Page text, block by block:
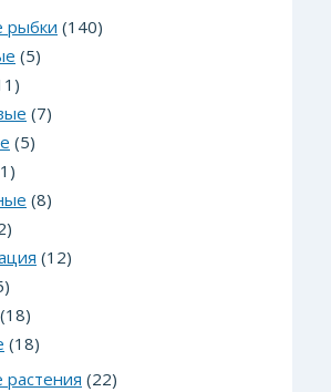
рыбки (140)
(5)
(7)
(5)
(8)
(12)
(18)
(18)
(22)